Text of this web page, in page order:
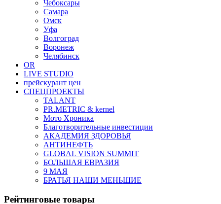
Чебоксары
Самара
Омск
Уфа
Волгоград
Воронеж
Челябинск
OR
LIVE STUDIO
прейскурант цен
СПЕЦПРОЕКТЫ
TALANT
PR.METRIC & kernel
Мото Хроника
Благотворительные инвестиции
АКАДЕМИЯ ЗДОРОВЬЯ
АНТИНЕФТЬ
GLOBAL VISION SUMMIT
БОЛЬШАЯ ЕВРАЗИЯ
9 МАЯ
БРАТЬЯ НАШИ МЕНЬШИЕ
Рейтинговые товары